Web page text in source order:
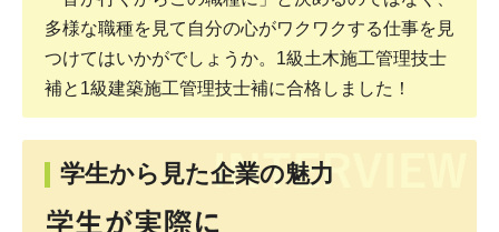
多様な職種を見て自分の心がワクワクする仕事を見
つけてはいかがでしょうか。1級土木施工管理技士
補と1級建築施工管理技士補に合格しました！
学生から見た企業の魅力